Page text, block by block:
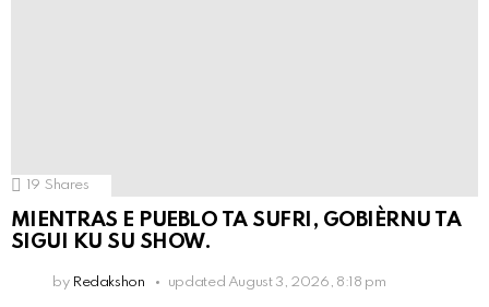
19 Shares
MIENTRAS E PUEBLO TA SUFRI, GOBIÈRNU TA
SIGUI KU SU SHOW.
by Redakshon updated August 3, 2026, 8:18 pm